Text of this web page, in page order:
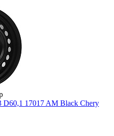
D60,1 17017 AM Black Chery